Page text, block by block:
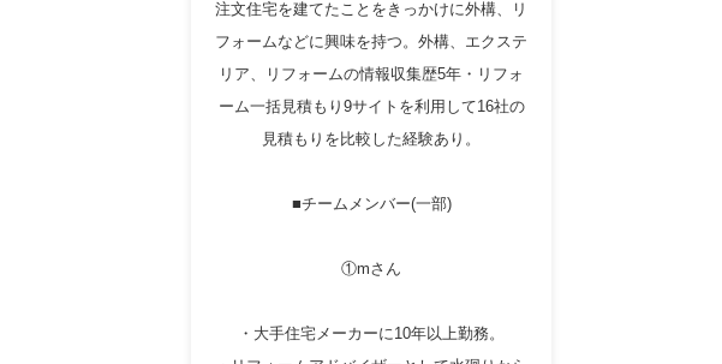
注文住宅を建てたことをきっかけに外構、リ
フォームなどに興味を持つ。外構、エクステ
リア、リフォームの情報収集歴5年・リフォ
ーム一括見積もり9サイトを利用して16社の
見積もりを比較した経験あり。
■チームメンバー(一部)
①mさん
・大手住宅メーカーに10年以上勤務。